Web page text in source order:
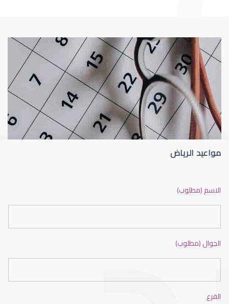
د عماد أبو طالب
طبيب عيون
طبيب عيون شمال الرياض
مواعيد الرياض
الاسم (مطلوب)
الجوال (مطلوب)
الفرع